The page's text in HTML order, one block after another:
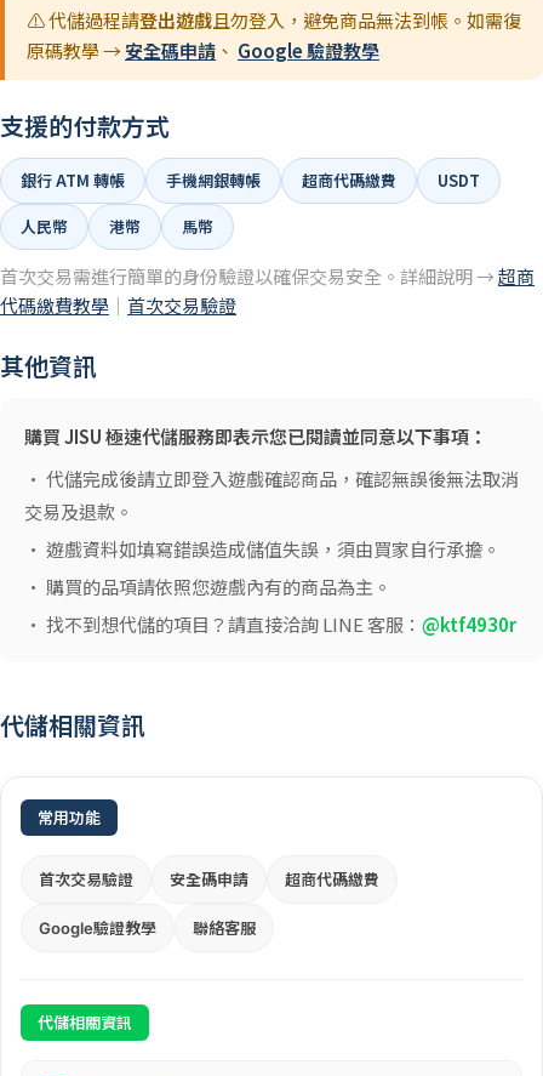
⚠️ 代儲過程請登出遊戲且勿登入，避免商品無法到帳。如需復
原碼教學 →安全碼申請 、 Google 驗證教學
支援的付款方式
銀行 ATM 轉帳 手機網銀轉帳 超商代碼繳費
USDT
人民幣
港幣 馬幣
首次交易需進行簡單的身份驗證以確保交易安全。詳細說明 →超商
代碼繳費教學 ｜ 首次交易驗證
其他資訊
購買 JISU 極速代儲服務即表示您已閱讀並同意以下事項：
• 代儲完成後請立即登入遊戲確認商品，確認無誤後無法取消
交易及退款。
• 遊戲資料如填寫錯誤造成儲值失誤，須由買家自行承擔。
• 購買的品項請依照您遊戲內有的商品為主。
• 找不到想代儲的項目？請直接洽詢 LINE 客服： @ktf4930r
代儲相關資訊
常用功能
首次交易驗證 安全碼申請 超商代碼繳費
Google驗證教學 聯絡客服
代儲相關資訊